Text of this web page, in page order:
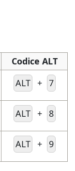
Codice ALT
ALT + 7
ALT + 8
ALT + 9